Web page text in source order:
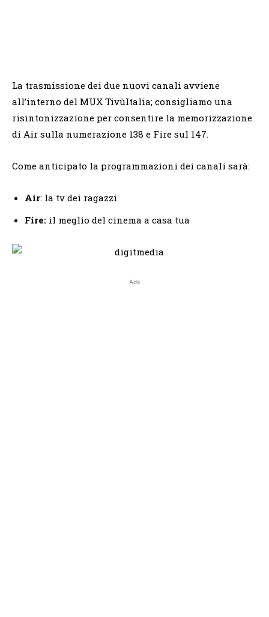
La trasmissione dei due nuovi canali avviene
all’interno del MUX TivùItalia; consigliamo una
risintonizzazione per consentire la memorizzazione
di Air sulla numerazione 138 e Fire sul 147.
Come anticipato la programmazioni dei canali sarà:
Air: la tv dei ragazzi
Fire: il meglio del cinema a casa tua
Ads